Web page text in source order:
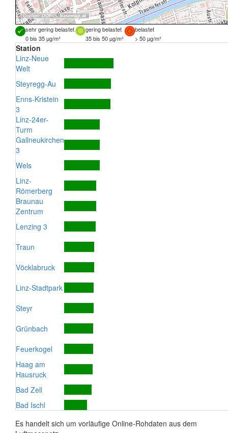
Quellen: DORIS, basemap.at
sehr gering belastet gering belastet
belastet
0 bis 35 µg/m³
35 bis 50 µg/m³ > 50 µg/m³
Station
Linz-Neue
Welt
Steyregg-Au
Enns-Kristein
3
Linz-24er-
Turm
Gallneukirchen
3
Wels
Linz-
Römerberg
Braunau
Zentrum
Lenzing 3
Traun
Vöcklabruck
Linz-Stadtpark
Steyr
Grünbach
Feuerkogel
Haag am
Hausruck
Bad Zell
Bad Ischl
Es handelt sich um vorläufige Online-Rohdaten aus dem